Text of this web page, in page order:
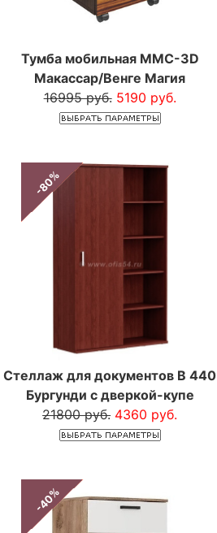
Тумба мобильная MMC-3D
Макассар/Венге Магия
16995 руб. 5190 руб.
-80%
Стеллаж для документов B 440
Бургунди с дверкой-купе
21800 руб. 4360 руб.
-40%